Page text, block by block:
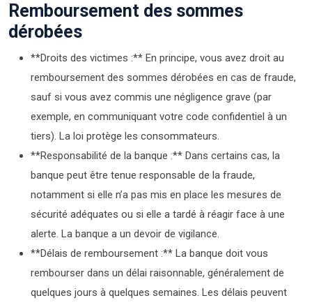
Remboursement des sommes
dérobées
**Droits des victimes :** En principe, vous avez droit au
remboursement des sommes dérobées en cas de fraude,
sauf si vous avez commis une négligence grave (par
exemple, en communiquant votre code confidentiel à un
tiers). La loi protège les consommateurs.
**Responsabilité de la banque :** Dans certains cas, la
banque peut être tenue responsable de la fraude,
notamment si elle n’a pas mis en place les mesures de
sécurité adéquates ou si elle a tardé à réagir face à une
alerte. La banque a un devoir de vigilance.
**Délais de remboursement :** La banque doit vous
rembourser dans un délai raisonnable, généralement de
quelques jours à quelques semaines. Les délais peuvent